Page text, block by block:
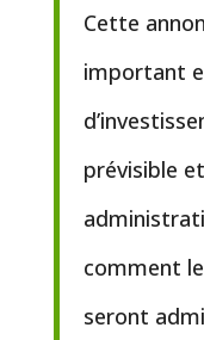
Cette
important
prévisible
comment
seront